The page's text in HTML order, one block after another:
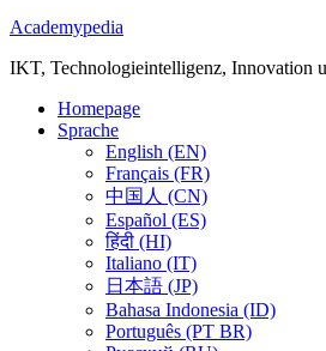
Academypedia
IKT, Technologieintelligenz, Innovation
Homepage
Sprache
English (EN)
Français (FR)
中国人 (CN)
Español (ES)
हिंदी (HI)
Italiano (IT)
日本語 (JP)
Bahasa Indonesia (ID)
Português (PT BR)